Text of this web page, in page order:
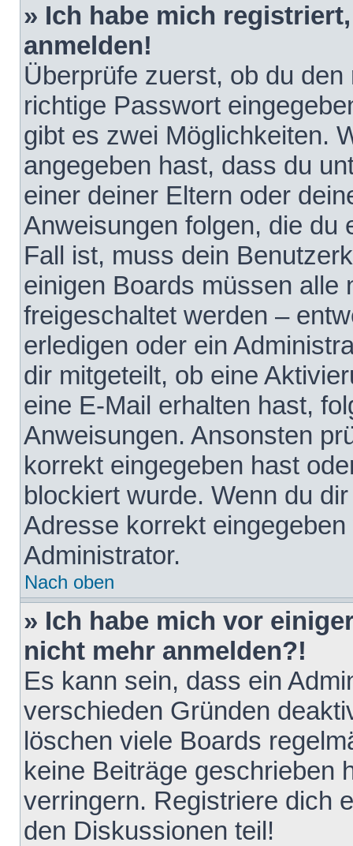
» Ich habe mich
anmelden!
Überprüfe zuerst, ob du
richtige Passwort
gibt es zwei Möglichkeiten.
angegeben hast, dass du
einer deiner Eltern oder
Anweisungen folgen, die du
Fall ist, muss dein
einigen Boards müssen alle
freigeschaltet werden –
erledigen oder ein
dir mitgeteilt, ob eine
eine E-Mail erhalten hast,
Anweisungen. Ansonsten
korrekt eingegeben hast
blockiert wurde. Wenn du
Adresse korrekt
Administrator.
Nach oben
» Ich habe mich vor
nicht mehr anmelden?!
Es kann sein, dass ein
verschieden Gründen
löschen viele Boards
keine Beiträge geschrieben
verringern. Registriere dich
den Diskussionen teil!